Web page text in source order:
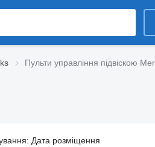
Пульти управління підвіскою
: Дата розміщення